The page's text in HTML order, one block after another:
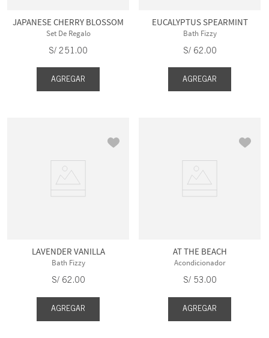
JAPANESE CHERRY BLOSSOM
Set De Regalo
S/ 251 .00
AGREGAR
EUCALYPTUS SPEARMINT
Bath Fizzy
S/ 62.00
AGREGAR
LAVENDER VANILLA
Bath Fizzy
S/ 62.00
AGREGAR
AT THE BEACH
Acondicionador
S/ 53.00
AGREGAR